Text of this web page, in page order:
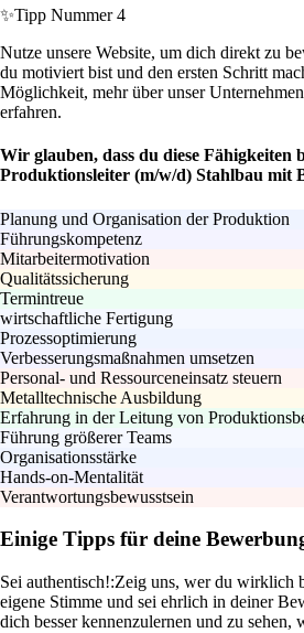
✨Tipp Nummer 4
Nutze unsere Website, um dich direkt zu
du motiviert bist und den ersten Schritt
Möglichkeit, mehr über unser
erfahren.
Wir glauben, dass du diese Fähigkeiten
Produktionsleiter (m/w/d) Stahlbau mit
Planung und Organisation der Produktion
Führungskompetenz
Mitarbeitermotivation
Qualitätssicherung
Termintreue
wirtschaftliche Fertigung
Prozessoptimierung
Verbesserungsmaßnahmen umsetzen
Personal- und Ressourceneinsatz steuern
Metalltechnische Ausbildung
Erfahrung in der Leitung von
Führung größerer Teams
Organisationsstärke
Hands-on-Mentalität
Verantwortungsbewusstsein
Einige Tipps für deine
Sei authentisch!:Zeig uns, wer du wirklich
eigene Stimme und sei ehrlich in deiner
dich besser kennenzulernen und zu sehen,